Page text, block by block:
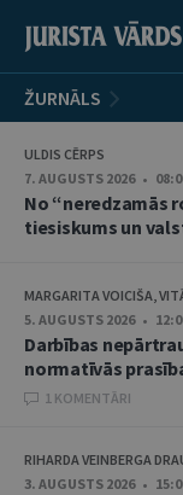
ŽURNĀLS
ULDIS CĒRPS
7. AUGUSTS 2026 •
No “neredzamās
tiesiskums un
MARGARITA VOICIŠA,
5. AUGUSTS 2026 •
Darbības
normatīvās
1 KOMENTĀRI
RIHARDA VEINBERGA
3. AUGUSTS 2026 •